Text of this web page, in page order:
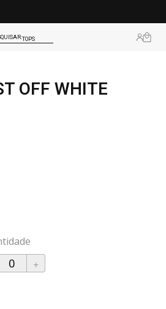
TOPS
BLUSAS
OFF WHITE
+